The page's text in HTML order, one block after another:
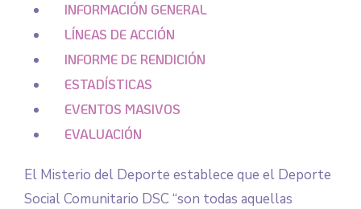
INFORMACIÓN GENERAL
LÍNEAS DE ACCIÓN
INFORME DE RENDICIÓN
ESTADÍSTICAS
EVENTOS MASIVOS
EVALUACIÓN
El Misterio del Deporte establece que el Deporte
Social Comunitario DSC “son todas aquellas